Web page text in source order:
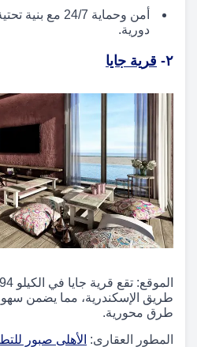
أمن وحماية 24/7
دورية.
٢- قرية جايا
طريق الإسكندرية، مما يضمن
طرق محورية.
المطور العقارى: الأهلى صبور